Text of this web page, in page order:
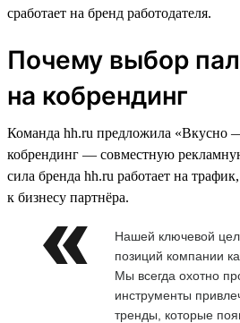
сработает на бренд работодателя.
Почему выбор пал
на кобрендинг
Команда hh.ru предложила «Вкусно
кобрендинг — совместную
сила бренда hh.ru работает на
к бизнесу партнёра.
Нашей ключевой
позиций компании
Мы всегда охотно
инструменты
тренды, которые